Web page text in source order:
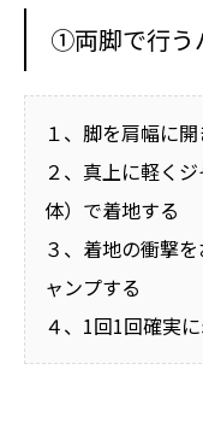
①両脚で行う
１、脚を肩幅に
２、真上に軽く
体）で着地する
３、着地の衝撃
ャンプする
４、1回1回確実